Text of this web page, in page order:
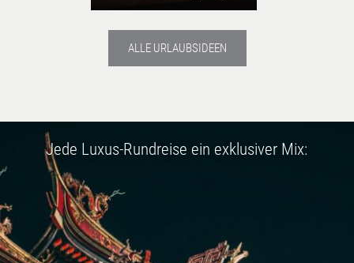
ALLE URLAUBSIDEEN
Jede Luxus-Rundreise ein exklusiver Mix: